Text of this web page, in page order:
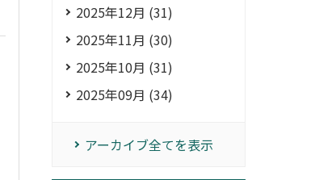
2025年12月 (31)
2025年11月 (30)
2025年10月 (31)
2025年09月 (34)
アーカイブ全てを表示